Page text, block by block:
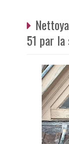
51 par la